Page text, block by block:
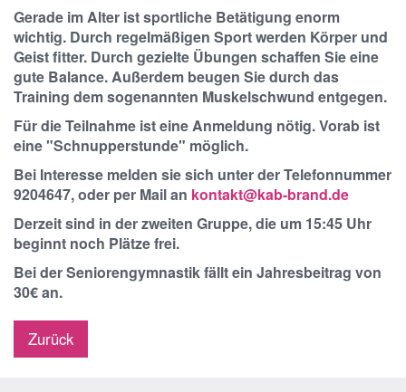
Gerade im Alter ist sportliche Betätigung enorm
wichtig. Durch regelmäßigen Sport werden Körper und
Geist fitter. Durch gezielte Übungen schaffen Sie eine
gute Balance. Außerdem beugen Sie durch das
Training dem sogenannten Muskelschwund entgegen.
Für die Teilnahme ist eine Anmeldung nötig. Vorab ist
eine "Schnupperstunde" möglich.
Bei Interesse melden sie sich unter der Telefonnummer
9204647, oder per Mail an kontakt@kab-brand.de
Derzeit sind in der zweiten Gruppe, die um 15:45 Uhr
beginnt noch Plätze frei.
Bei der Seniorengymnastik fällt ein Jahresbeitrag von
30€ an.
Zurück